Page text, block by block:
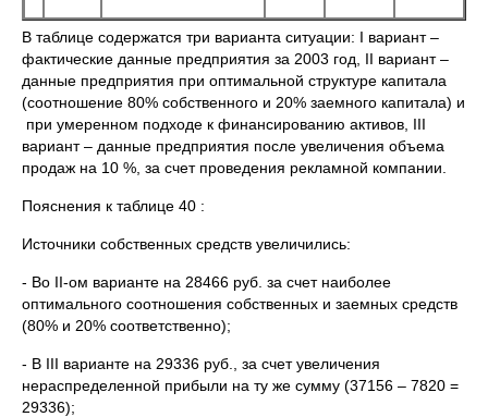
В таблице содержатся три варианта ситуации: I вариант –
фактические данные предприятия за 2003 год, II вариант –
данные предприятия при оптимальной структуре капитала
(соотношение 80% собственного и 20% заемного капитала) и
при умеренном подходе к финансированию активов, III
вариант – данные предприятия после увеличения объема
продаж на 10 %, за счет проведения рекламной компании.
Пояснения к таблице 40 :
Источники собственных средств увеличились:
- Во II-ом варианте на 28466 руб. за счет наиболее
оптимального соотношения собственных и заемных средств
(80% и 20% соответственно);
- В III варианте на 29336 руб., за счет увеличения
нераспределенной прибыли на ту же сумму (37156 – 7820 =
29336);